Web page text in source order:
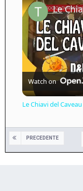
Watch on
Le Chiavi del
PRECEDENTE